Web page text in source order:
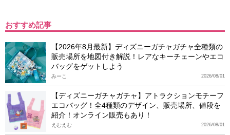
おすすめ記事
【2026年8月最新】ディズニーガチャガチャ全種類の
販売場所を地図付き解説！レアなキーチェーンやエコ
バッグをゲットしよう
2026/08/01
みーこ
【ディズニーガチャガチャ】アトラクションモチーフ
エコバッグ！全4種類のデザイン、販売場所、値段を
紹介！オンライン販売もあり！
2026/08/01
えむえむ